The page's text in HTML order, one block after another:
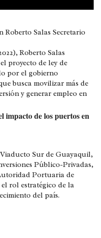
Roberto Salas Secretario
Roberto Salas
proyecto de ley de
por el gobierno
busca movilizar más de
y generar empleo en
de los puertos en
Sur de Guayaquil,
Público-Privadas,
Portuaria de
rol estratégico de la
del país.